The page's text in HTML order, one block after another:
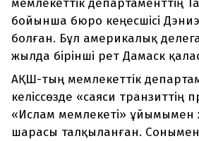
мемлекеттік департаменттің
бойынша бюро кеңесшісі
болған. Бұл америкалық
жылда бірінші рет Дамаск
АҚШ-тың мемлекеттік
келіссөзде «саяси транзиттің
«Ислам мемлекеті» ұйымымен
шарасы талқыланған.